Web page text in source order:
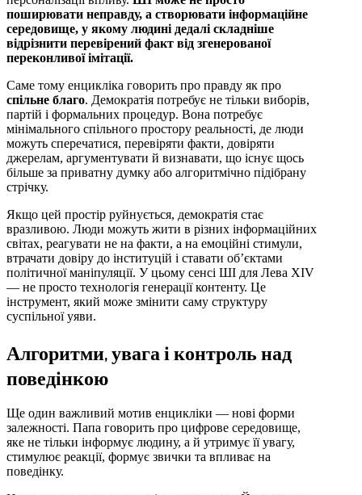
поширювати неправду, а створювати інформаційне
середовище, у якому людині дедалі складніше
відрізнити перевірений факт від згенерованої
переконливої імітації.
Саме тому енцикліка говорить про правду як про
спільне благо. Демократія потребує не тільки виборів,
партій і формальних процедур. Вона потребує
мінімального спільного простору реальності, де люди
можуть сперечатися, перевіряти факти, довіряти
джерелам, аргументувати й визнавати, що існує щось
більше за приватну думку або алгоритмічно підібрану
стрічку.
Якщо цей простір руйнується, демократія стає
вразливою. Люди можуть жити в різних інформаційних
світах, реагувати не на факти, а на емоційні стимули,
втрачати довіру до інституцій і ставати об’єктами
політичної маніпуляції. У цьому сенсі ШІ для Лева XIV
— не просто технологія генерації контенту. Це
інструмент, який може змінити саму структуру
суспільної уяви.
Алгоритми, увага і контроль над
поведінкою
Ще один важливий мотив енцикліки — нові форми
залежності. Папа говорить про цифрове середовище,
яке не тільки інформує людину, а й утримує її увагу,
стимулює реакції, формує звички та впливає на
поведінку.